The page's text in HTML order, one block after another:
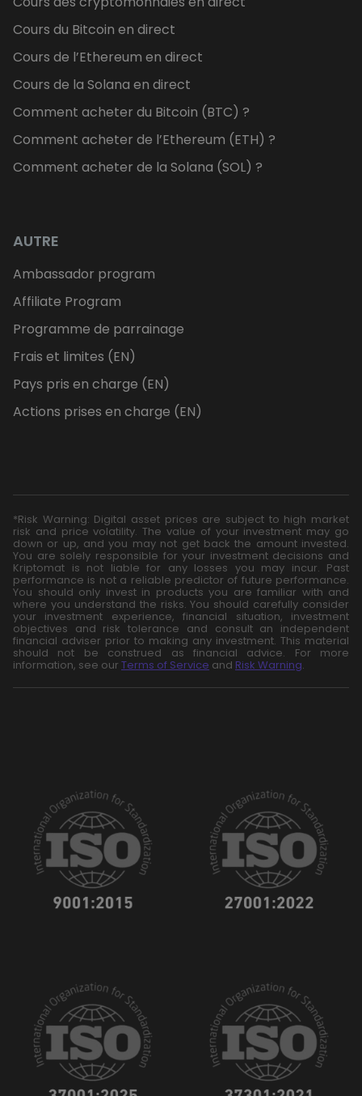
Cours du Bitcoin en direct
Cours de l’Ethereum en direct
Cours de la Solana en direct
Comment acheter du Bitcoin (BTC) ?
Comment acheter de l’Ethereum (ETH) ?
Comment acheter de la Solana (SOL) ?
AUTRE
Ambassador program
Affiliate Program
Programme de parrainage
Frais et limites (EN)
Pays pris en charge (EN)
Actions prises en charge (EN)
*Risk Warning: Digital asset prices are subject to high market
risk and price volatility. The value of your investment may go
down or up, and you may not get back the amount invested.
You are solely responsible for your investment decisions and
Kriptomat is not liable for any losses you may incur. Past
performance is not a reliable predictor of future performance.
You should only invest in products you are familiar with and
where you understand the risks. You should carefully consider
your investment experience, financial situation, investment
objectives and risk tolerance and consult an independent
financial adviser prior to making any investment. This material
should not be construed as financial advice. For more
information, see our Terms of Service and Risk Warning.